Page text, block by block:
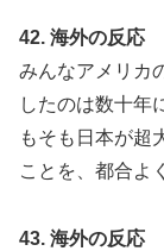
42. 海外の反応
みんなアメリカ
したのは数十年
もそも日本が超
ことを、都合よ
43. 海外の反応